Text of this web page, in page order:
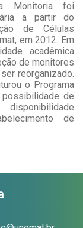
Monitoria foi
a partir do
de Células
em 2012. Em
acadêmica
de monitores
reorganizado.
o Programa
possibilidade de
de